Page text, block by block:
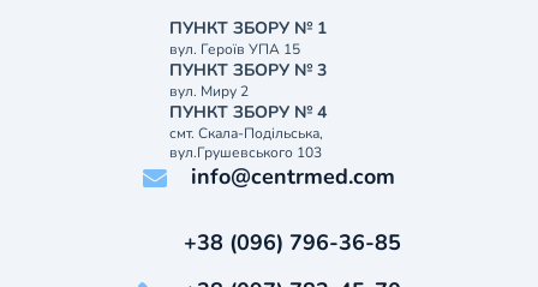
ПУНКТ ЗБОРУ № 1
вул. Героїв УПА 15
ПУНКТ ЗБОРУ № 3
вул. Миру 2
ПУНКТ ЗБОРУ № 4
смт. Скала-Подільська,
вул.Грушевського 103
info@centrmed.com
+38 (096) 796-36-85